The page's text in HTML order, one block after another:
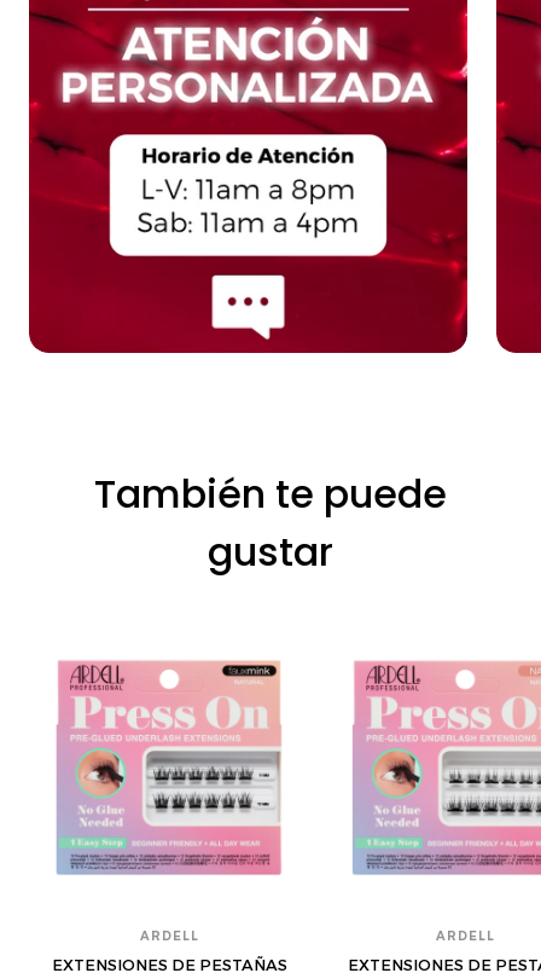
También te puede
gustar
ARDELL
EXTENSIONES DE PESTAÑAS
ARDELL
EXTENSIONES DE